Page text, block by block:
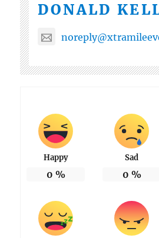
DONALD
Happy
0 %
Sad
0 %